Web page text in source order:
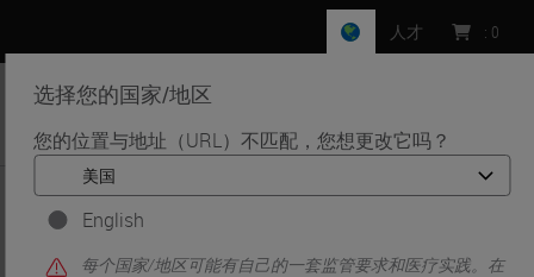
选择您的国家/地区
您的位置与地址（URL）不匹配，您想更改它吗？
English
每个国家/地区可能有自己的一套监管要求和医疗实践。在
人才 : 0
首页 • Knowledge Pathway • Bethany Remeniuk